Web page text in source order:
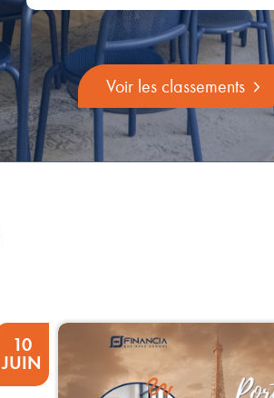
Voir les classements
10
JUIN